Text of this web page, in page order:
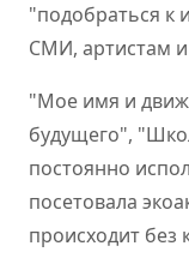
"подобраться к
СМИ, артистам и
"Мое имя и
будущего",
постоянно
посетовала
происходит без